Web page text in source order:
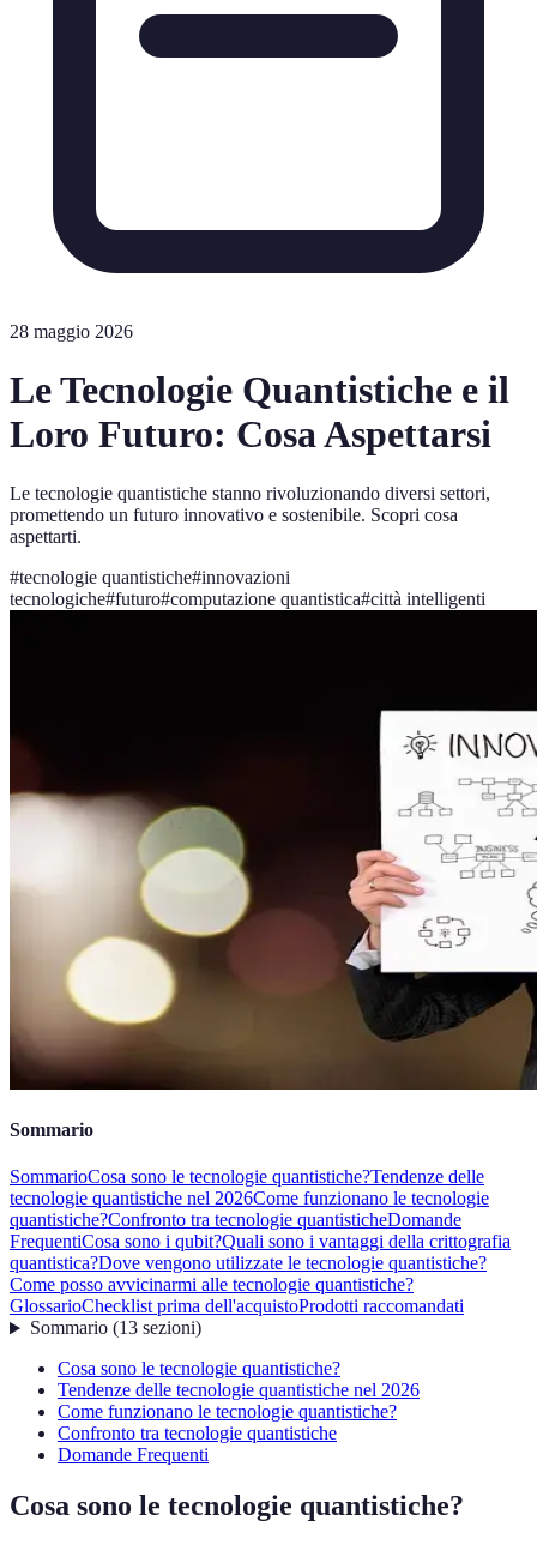
28 maggio 2026
Le Tecnologie Quantistiche e il
Loro Futuro: Cosa Aspettarsi
Le tecnologie quantistiche stanno rivoluzionando diversi settori,
promettendo un futuro innovativo e sostenibile. Scopri cosa
aspettarti.
#tecnologie quantistiche#innovazioni
tecnologiche#futuro#computazione quantistica#città intelligenti
Sommario
SommarioCosa sono le tecnologie quantistiche?Tendenze delle
tecnologie quantistiche nel 2026Come funzionano le tecnologie
quantistiche?Confronto tra tecnologie quantisticheDomande
FrequentiCosa sono i qubit?Quali sono i vantaggi della crittografia
quantistica?Dove vengono utilizzate le tecnologie quantistiche?
Come posso avvicinarmi alle tecnologie quantistiche?
GlossarioChecklist prima dell'acquistoProdotti raccomandati
Sommario(13 sezioni)
Cosa sono le tecnologie quantistiche?
Tendenze delle tecnologie quantistiche nel 2026
Come funzionano le tecnologie quantistiche?
Confronto tra tecnologie quantistiche
Domande Frequenti
Cosa sono le tecnologie quantistiche?